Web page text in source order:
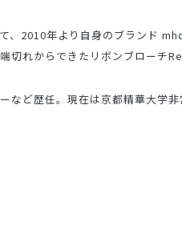
、2010年より自身のブランド
切れからできたリボンブローチ
など歴任。現在は京都精華大学